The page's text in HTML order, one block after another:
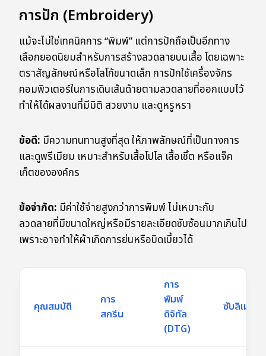
การปัก (Embroidery)
แม้จะไม่ใช่เทคนิคการ “พิมพ์” แต่การปักถือเป็นอีกทาง
เลือกยอดนิยมสำหรับการสร้างลวดลายบนเสื้อ โดยเฉพาะ
ตราสัญลักษณ์หรือโลโก้ขนาดเล็ก การปักใช้เครื่องจักร
คอมพิวเตอร์ในการเดินเส้นด้ายตามลวดลายที่ออกแบบไว้
ทำให้ได้ผลงานที่มีมิติ สวยงาม และดูหรูหรา
ข้อดี: มีความทนทานสูงที่สุด ให้ภาพลักษณ์ที่เป็นทางการ
และดูพรีเมียม เหมาะสำหรับเสื้อโปโล เสื้อเชิ้ต หรือแจ็ค
เก็ตขององค์กร
ข้อจำกัด: มีค่าใช้จ่ายสูงกว่าการพิมพ์ ไม่เหมาะกับ
ลวดลายที่มีขนาดใหญ่หรือมีรายละเอียดซับซ้อนมากเกินไป
เพราะอาจทำให้ผ้าเกิดการย่นหรือบิดเบี้ยวได้
คุณสมบัติ
การ
สกรีน
การ
พิมพ์
ดิจิทัล
(DTG)
ซับลิเมชั่น